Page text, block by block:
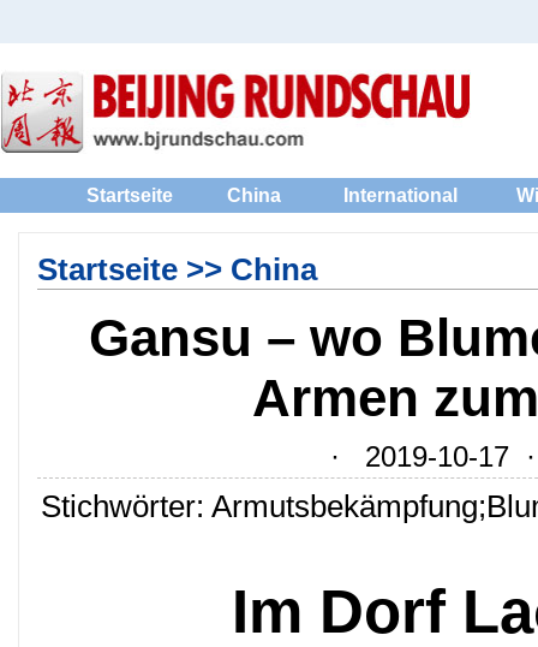
Startseite China International
Startseite>> China
Gansu – wo
Armen
· 2019-10-17
Stichwörter:
Im Dorf